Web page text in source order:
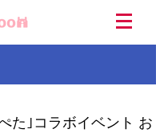
た｣コラボイベント お